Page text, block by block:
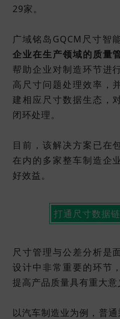
29家。
广域铭岛GQCM尺寸智
企业在生产领域的质量
帮助企业对制造环节进
高尺寸问题处理效率，
建相应尺寸数据生态，
闭环处理。
目前，该解决方案已在
在内的多家整车制造企
好效益。
打通尺寸数据
尺寸管理与公差分析是
设计中非常重要的环节
提高产品质量具有重大意
以汽车制造业为例，普